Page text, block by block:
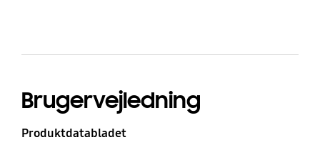
Brugervejledning
Produktdatabladet